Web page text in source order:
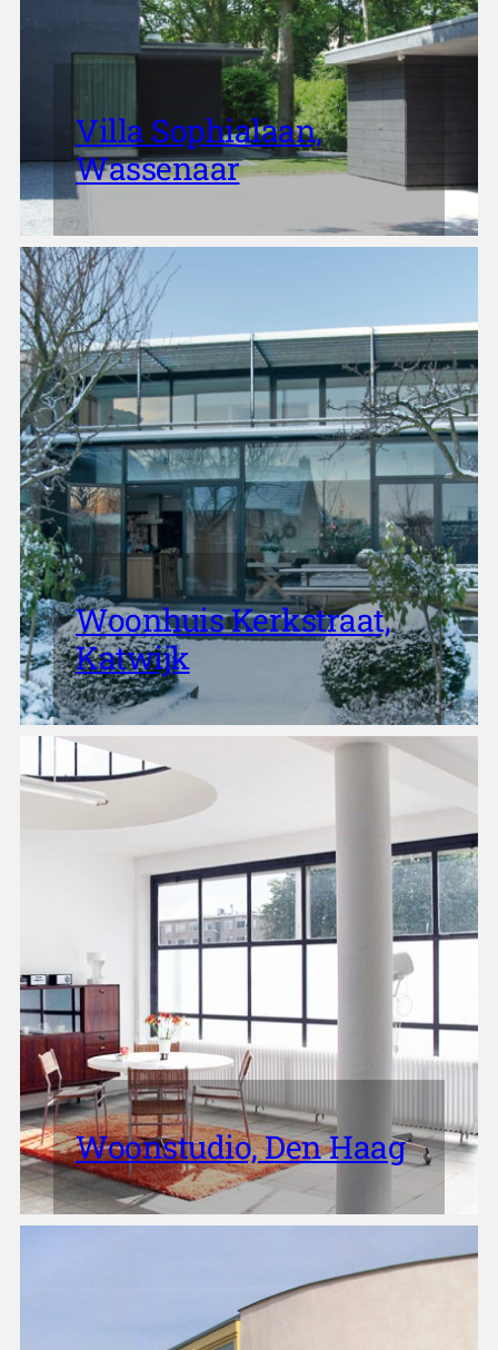
Villa Sophialaan,
Wassenaar
Woonhuis Kerkstraat,
Katwijk
Woonstudio, Den Haag